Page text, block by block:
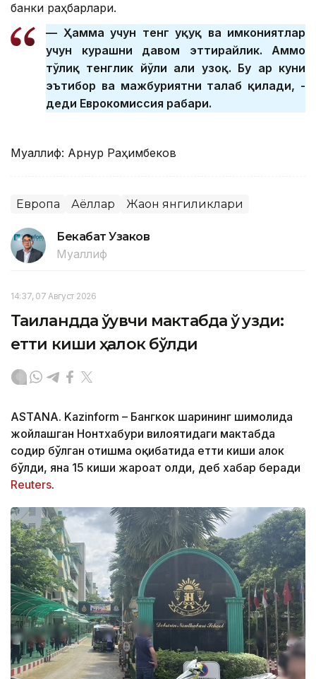
банки раҳбарлари.
— Ҳамма учун тенг ҳуқуқ ва имкониятлар
учун курашни давом эттирайлик. Аммо
тўлиқ тенглик йўли ҳали узоқ. Бу ҳар куни
эътибор ва мажбуриятни талаб қилади, -
деди Еврокомиссия раҳбари.
Муаллиф: Арнур Раҳимбеков
Европа Аёллар Жаҳон янгиликлари
Бекабат Узаков
Муаллиф
14:37, 07 Август 2026
Таиландда ўқувчи мактабда ўқ узди:
етти киши ҳалок бўлди
ASTANA. Kazinform – Бангкок шаҳрининг шимолида
жойлашган Нонтхабури вилоятидаги мактабда
содир бўлган отишма оқибатида етти киши ҳалок
бўлди, яна 15 киши жароҳат олди, деб хабар беради
Reuters.